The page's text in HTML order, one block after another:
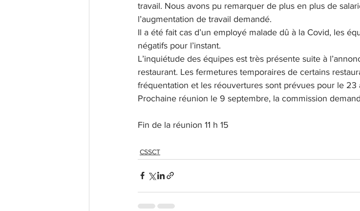
travail. Nous avons pu remarquer de plus en plus de
l’augmentation de travail demandé.
Il a été fait cas d’un employé malade dû à la Covid, les
négatifs pour l’instant.
L’inquiétude des équipes est très présente suite à
restaurant. Les fermetures temporaires de certains
fréquentation et les réouvertures sont prévues pour le 23
Prochaine réunion le 9 septembre, la commission
Fin de la réunion 11 h 15
CSSCT